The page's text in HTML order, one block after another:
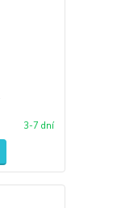
3-7 dní